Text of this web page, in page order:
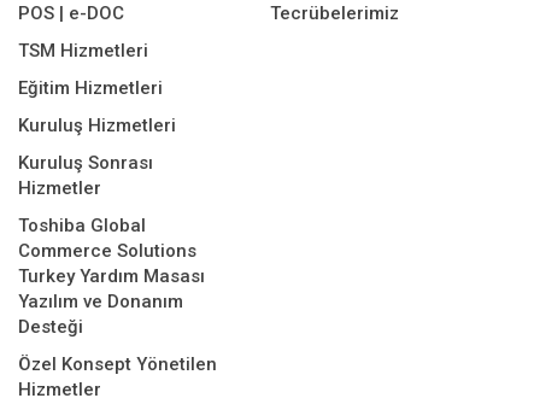
POS | e-DOC
TSM Hizmetleri
Eğitim Hizmetleri
Kuruluş Hizmetleri
Kuruluş Sonrası
Hizmetler
Toshiba Global
Commerce Solutions
Turkey Yardım Masası
Yazılım ve Donanım
Desteği
Özel Konsept Yönetilen
Hizmetler
Tecrübelerimiz